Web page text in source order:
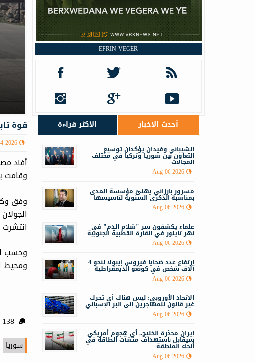
قوة
2026
أفاد
وقامت
وفق
وحسب
ومحيط
138
سوريا
EFRIN VEGER
أحدث الاخبار الأكثر قراءة
الشيباني وفيدان يؤكدان توسيع
التعاون بين سوريا وتركيا في مختلف
المجالات
Aug 06 2026
مسرور بارزاني يهنئ مؤسسة المدى
بمناسبة الذكرى السنوية لتأسيسها
Aug 06 2026
علماء يكشفون سر "شلام الدم" في
نهر تايلور في القارة القطبية الجنوبية
Aug 06 2026
ارتفاع عدد ضحايا فيروس إيبولا لنحو 4
آلاف شخص في كونغو الديمقراطية
Aug 06 2026
الاتحاد الأوروبي: ليس هناك أي تحرك
غير قانون للمهاجرين إلى البر الإسباني
Aug 06 2026
إيران محذرة الخليج.. أي هجوم أمريكي
سيقابل باستهداف منشآت الطاقة في
أنحاء المنطقة
Aug 06 2026